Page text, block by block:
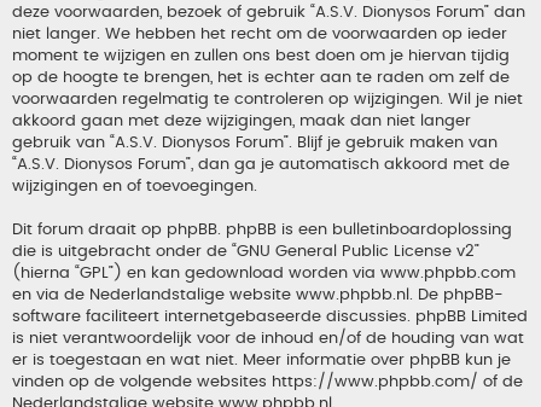
deze voorwaarden, bezoek of gebruik “A.S.V. Dionysos Forum” dan
niet langer. We hebben het recht om de voorwaarden op ieder
moment te wijzigen en zullen ons best doen om je hiervan tijdig
op de hoogte te brengen, het is echter aan te raden om zelf de
voorwaarden regelmatig te controleren op wijzigingen. Wil je niet
akkoord gaan met deze wijzigingen, maak dan niet langer
gebruik van “A.S.V. Dionysos Forum”. Blijf je gebruik maken van
“A.S.V. Dionysos Forum”, dan ga je automatisch akkoord met de
wijzigingen en of toevoegingen.
Dit forum draait op phpBB. phpBB is een bulletinboardoplossing
die is uitgebracht onder de “GNU General Public License v2”
(hierna “GPL”) en kan gedownload worden via www.phpbb.com
en via de Nederlandstalige website www.phpbb.nl . De phpBB-
software faciliteert internetgebaseerde discussies. phpBB Limited
is niet verantwoordelijk voor de inhoud en/of de houding van wat
er is toegestaan en wat niet. Meer informatie over phpBB kun je
vinden op de volgende websites https://www.phpbb.com/ of de
Nederlandstalige website www.phpbb.nl